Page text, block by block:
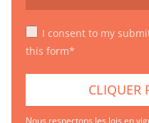
I consent to my
this form*
Nous respectons les lois en